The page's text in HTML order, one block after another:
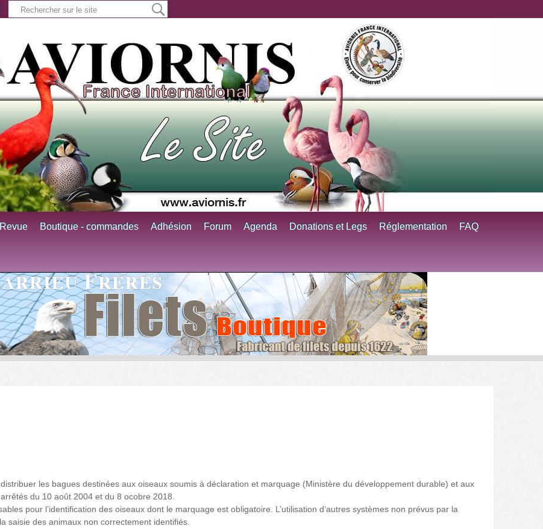
Revue Boutique - commandes Adhésion Forum Agenda Donations et Legs Réglementation FAQ
les bagues destinées aux oiseaux soumis à déclaration et marquage (Ministère du développement durable) et aux
du 10 août 2004 et du 8 ocobre 2018.
pour l’identification des oiseaux dont le marquage est obligatoire. L’utilisation d’autres systèmes non prévus par la
saisie des animaux non correctement identifiés.